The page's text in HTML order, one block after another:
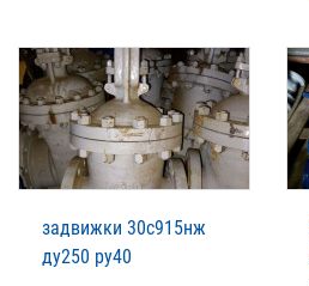
задвижки 30с915нж
ду250 ру40